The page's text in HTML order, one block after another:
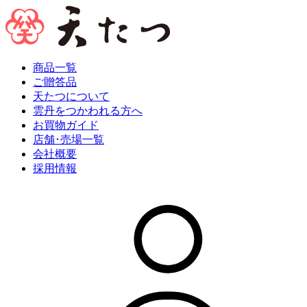
商品一覧
ご贈答品
天たつについて
雲丹をつかわれる方へ
お買物ガイド
店舗･売場一覧
会社概要
採用情報